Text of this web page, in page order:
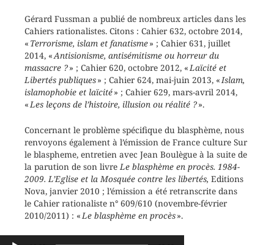
Gérard Fussman a publié de nombreux articles dans les
Cahiers rationalistes. Citons : Cahier 632, octobre 2014,
« Terrorisme, islam et fanatisme» ; Cahier 631, juillet
2014, «Antisionisme, antisémitisme ou horreur du
massacre ?» ; Cahier 620, octobre 2012, «Laïcité et
Libertés publiques» ; Cahier 624, mai-juin 2013, «Islam,
islamophobie et laïcité» ; Cahier 629, mars-avril 2014,
«Les leçons de l’histoire, illusion ou réalité ?».
Concernant le problème spécifique du blasphème, nous
renvoyons également à l’émission de France culture Sur
le blaspheme, entretien avec Jean Boulègue à la suite de
la parution de son livreLe blasphème en procès. 1984-
2009. L’Eglise et la Mosquée contre les libertés, Editions
Nova, janvier 2010 ; l’émission a été retranscrite dans
le Cahier rationaliste n° 609/610 (novembre-février
2010/2011) : «Le blasphème en procès».
Lecteur